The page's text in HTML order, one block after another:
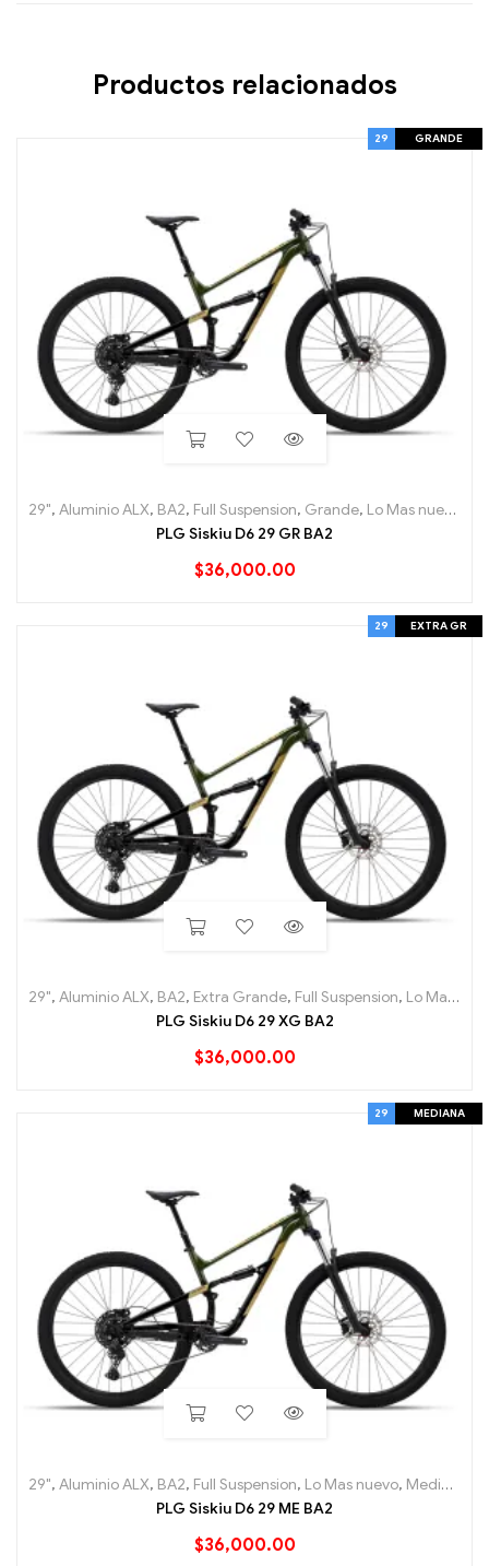
Productos relacionados
29 GRANDE
29", Aluminio ALX, BA2, Full Suspension, Grande, Lo Mas nuevo
PLG Siskiu D6 29 GR BA2
$36,000.00
29 EXTRA GR
29", Aluminio ALX, BA2, Extra Grande, Full Suspension, Lo Mas nuevo
PLG Siskiu D6 29 XG BA2
$36,000.00
29 MEDIANA
29", Aluminio ALX, BA2, Full Suspension, Lo Mas nuevo, Mediana
PLG Siskiu D6 29 ME BA2
$36,000.00